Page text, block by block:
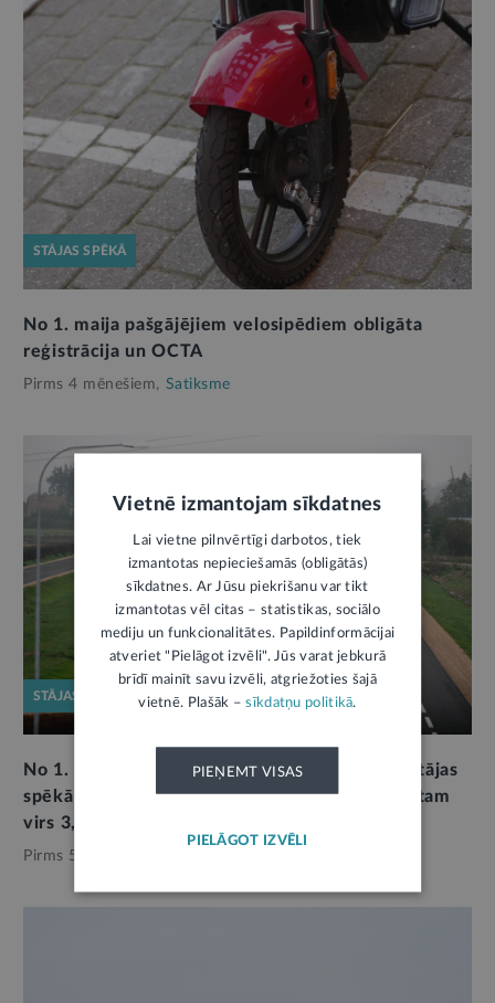
STĀJAS SPĒKĀ
No 1. maija pašgājējiem velosipēdiem obligāta
reģistrācija un OCTA
Pirms 4 mēnešiem, Satiksme
STĀJAS SPĒKĀ
No 1. marta paplašināts maksas ceļu tīkls un stājas
spēkā vinješu likmju izmaiņas kravas transportam
virs 3,5 tonnām
Pirms 5 mēnešiem,
Vietnē izmantojam sīkdatnes
Lai vietne pilnvērtīgi darbotos, tiek
izmantotas nepieciešamās (obligātās)
sīkdatnes. Ar Jūsu piekrišanu var tikt
izmantotas vēl citas – statistikas, sociālo
mediju un funkcionalitātes. Papildinformācijai
atveriet "Pielāgot izvēli". Jūs varat jebkurā
brīdī mainīt savu izvēli, atgriežoties šajā
vietnē. Plašāk –sīkdatņu politikā.
PIEŅEMT VISAS
PIELĀGOT IZVĒLI